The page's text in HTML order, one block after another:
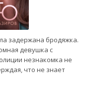
задержана бродяжка.
девушка с
незнакомка не
что не знает